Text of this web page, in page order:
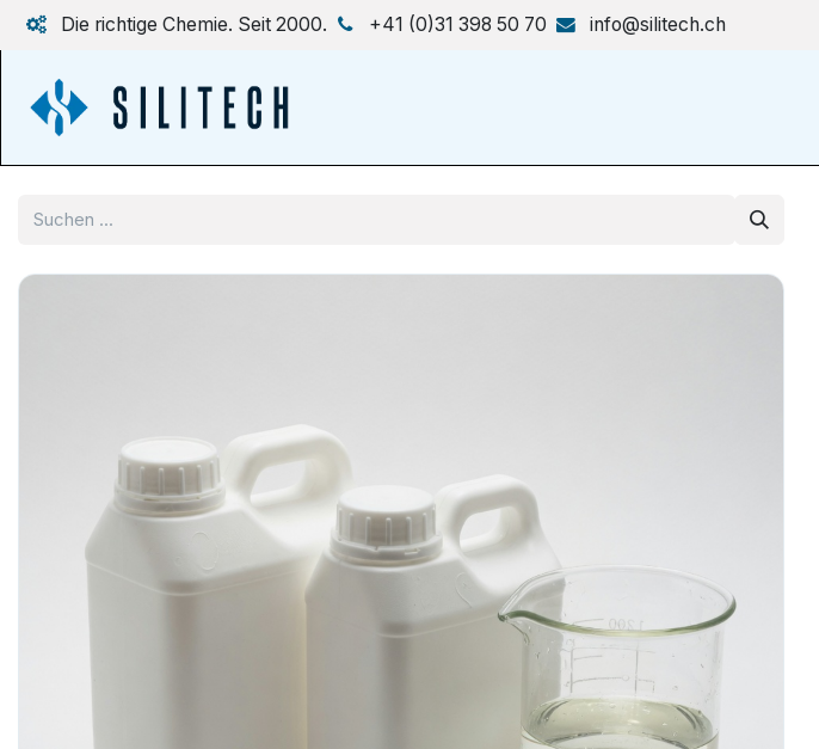
Zum Inhalt springen
Die richtige Chemie. Seit 2000. +41 (0)31 398 50 70 info@silitech.ch